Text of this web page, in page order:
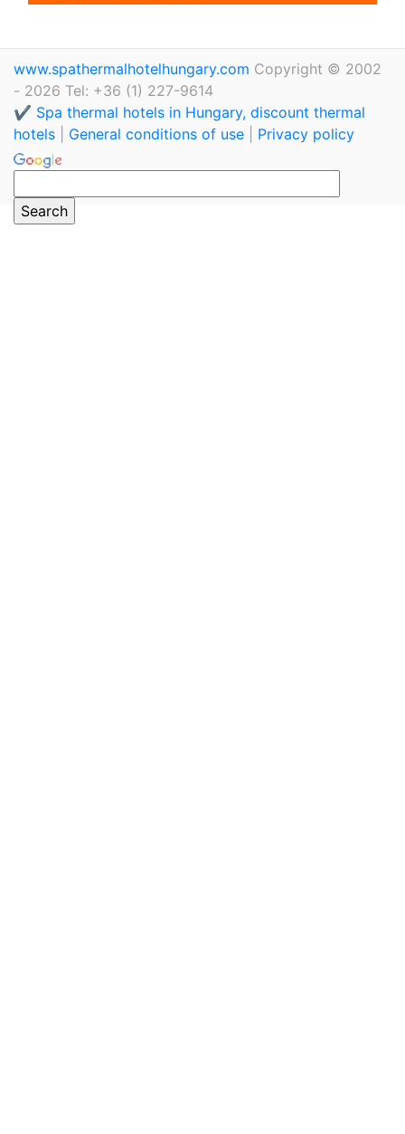
www.spathermalhotelhungary.com Copyright © 2002
- 2026 Tel: +36 (1) 227-9614
✔️ Spa thermal hotels in Hungary, discount thermal
hotels
General conditions of use Privacy policy